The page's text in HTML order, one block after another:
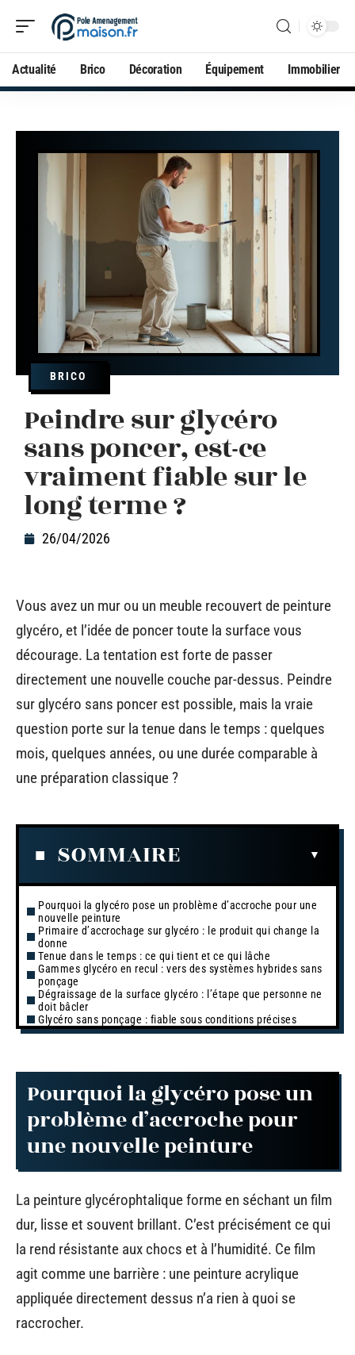
Actualité Brico Décoration Équipement Immobilier
BRICO
Peindre sur glycéro
sans poncer, est-ce
vraiment fiable sur le
long terme ?
26/04/2026
Vous avez un mur ou un meuble recouvert de peinture
glycéro, et l’idée de poncer toute la surface vous
décourage. La tentation est forte de passer
directement une nouvelle couche par-dessus. Peindre
sur glycéro sans poncer est possible, mais la vraie
question porte sur la tenue dans le temps : quelques
mois, quelques années, ou une durée comparable à
une préparation classique ?
SOMMAIRE
Pourquoi la glycéro pose un problème d’accroche pour une
nouvelle peinture
Primaire d’accrochage sur glycéro : le produit qui change la
donne
Tenue dans le temps : ce qui tient et ce qui lâche
Gammes glycéro en recul : vers des systèmes hybrides sans
ponçage
Dégraissage de la surface glycéro : l’étape que personne ne
doit bâcler
Glycéro sans ponçage : fiable sous conditions précises
Pourquoi la glycéro pose un
problème d’accroche pour
une nouvelle peinture
La peinture glycérophtalique forme en séchant un film
dur, lisse et souvent brillant. C’est précisément ce qui
la rend résistante aux chocs et à l’humidité. Ce film
agit comme une barrière : une peinture acrylique
appliquée directement dessus n’a rien à quoi se
raccrocher.